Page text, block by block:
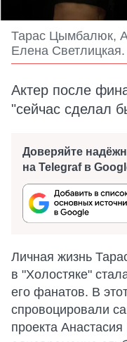
Тарас Цымбалюк,
Елена
Актер после
"сейчас сделал
Доверяйте
на Telegraf в
Личная жизнь
в "Холостяке"
его фанатов. В
спровоцировали
проекта